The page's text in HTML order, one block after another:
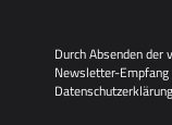
Durch Absenden
Newsletter-